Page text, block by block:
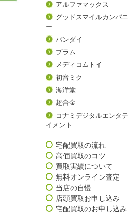
アルファマックス
グッドスマイルカンパニ
ー
バンダイ
プラム
メディコムトイ
初音ミク
海洋堂
超合金
コナミデジタルエンタテ
イメント
宅配買取の流れ
高価買取のコツ
買取実績について
無料オンライン査定
当店の自慢
店頭買取お申し込み
宅配買取のお申し込み